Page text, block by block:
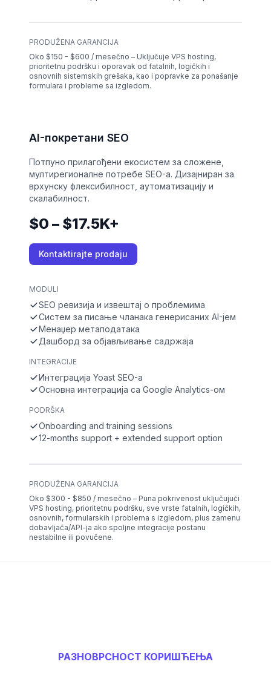
PRODUŽENA GARANCIJA
Oko $150 - $600 / mesečno – Uključuje VPS hosting,
prioritetnu podršku i oporavak od fatalnih, logičkih i
osnovnih sistemskih grešaka, kao i popravke za ponašanje
formulara i probleme sa izgledom.
AI-покретани SEO
Потпуно прилагођени екосистем за сложене,
мултирегионалне потребе SEO-а. Дизајниран за
врхунску флексибилност, аутоматизацију и
скалабилност.
$0 – $17.5K+
Kontaktirajte prodaju
MODULI
SEO ревизија и извештај о проблемима
Систем за писање чланака генерисаних AI-јем
Менаџер метаподатака
Дашборд за објављивање садржаја
INTEGRACIJE
Интеграција Yoast SEO-а
Основна интеграција са Google Analytics-ом
PODRŠKA
Onboarding and training sessions
12-months support + extended support option
PRODUŽENA GARANCIJA
Oko $300 - $850 / mesečno – Puna pokrivenost uključujući
VPS hosting, prioritetnu podršku, sve vrste fatalnih, logičkih,
osnovnih, formularskih i problema s izgledom, plus zamenu
dobavljača/API-ja ako spoljne integracije postanu
nestabilne ili povučene.
РАЗНОВРСНОСТ КОРИШЋЕЊА